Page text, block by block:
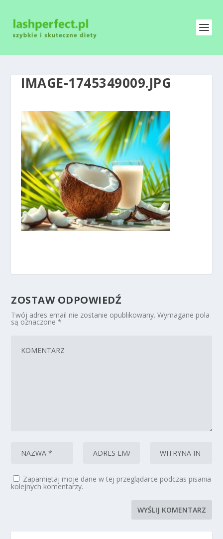
IMAGE-1745349009.JPG
ZOSTAW ODPOWIEDŹ
Twój adres email nie zostanie opublikowany. Wymagane pola
są oznaczone*
Zapamiętaj moje dane w tej przeglądarce podczas pisania
kolejnych komentarzy.